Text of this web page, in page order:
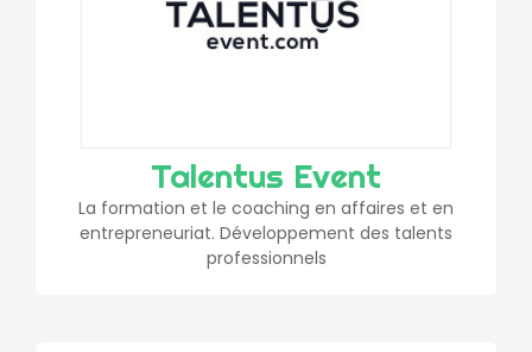
Talentus Event
La formation et le coaching en affaires et en
entrepreneuriat. Développement des talents
professionnels